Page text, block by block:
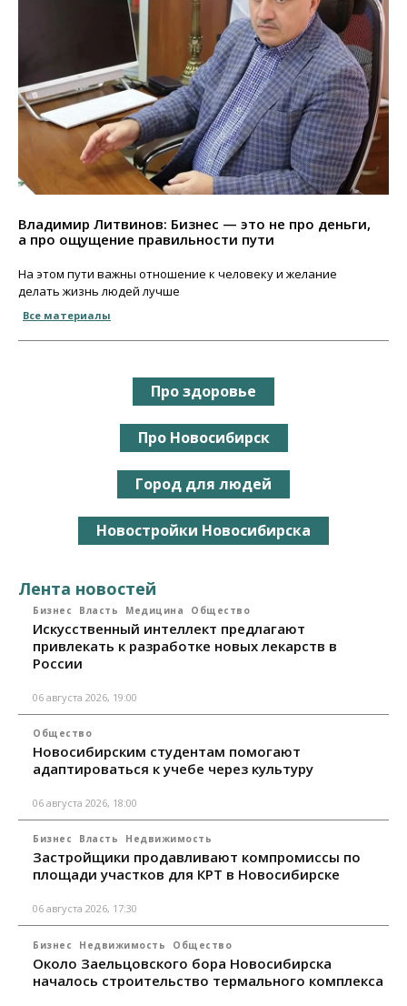
Владимир Литвинов: Бизнес — это не про деньги,
а про ощущение правильности пути
На этом пути важны отношение к человеку и желание
делать жизнь людей лучше
Все материалы
Про здоровье
Про Новосибирск
Город для людей
Новостройки Новосибирска
Лента новостей
Бизнес Власть Медицина Общество
Искусственный интеллект предлагают
привлекать к разработке новых лекарств в
России
06 августа 2026, 19:00
Общество
Новосибирским студентам помогают
адаптироваться к учебе через культуру
06 августа 2026, 18:00
Бизнес Власть Недвижимость
Застройщики продавливают компромиссы по
площади участков для КРТ в Новосибирске
06 августа 2026, 17:30
Бизнес Недвижимость Общество
Около Заельцовского бора Новосибирска
началось строительство термального комплекса